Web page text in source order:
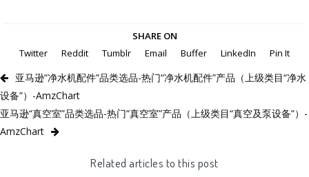
SHARE ON
Twitter
Reddit Tumblr Email Buffer LinkedIn Pin It
亚马逊“净水机配件”品类选品-热门“净水机配件”产品（上级类目“净水
设备”）-AmzChart
亚马逊“真空室”品类选品-热门“真空室”产品（上级类目“真空及泵设备”）-
AmzChart
Related articles to this post